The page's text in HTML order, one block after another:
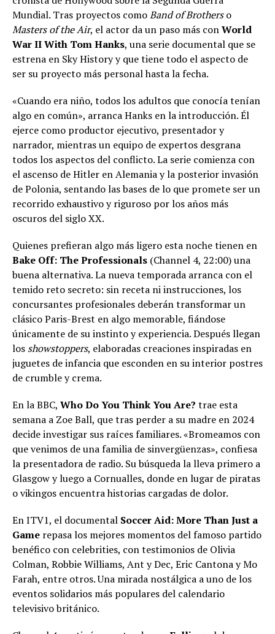
Mundial. Tras proyectos comoBand of Brotherso
Masters of the Air, el actor da un paso más conWorld
War II With Tom Hanks, una serie documental que se
estrena en Sky History y que tiene todo el aspecto de
ser su proyecto más personal hasta la fecha.
«Cuando era niño, todos los adultos que conocía tenían
algo en común», arranca Hanks en la introducción. Él
ejerce como productor ejecutivo, presentador y
narrador, mientras un equipo de expertos desgrana
todos los aspectos del conflicto. La serie comienza con
el ascenso de Hitler en Alemania y la posterior invasión
de Polonia, sentando las bases de lo que promete ser un
recorrido exhaustivo y riguroso por los años más
oscuros del siglo XX.
Quienes prefieran algo más ligero esta noche tienen en
Bake Off: The Professionals (Channel 4, 22:00) una
buena alternativa. La nueva temporada arranca con el
temido reto secreto: sin receta ni instrucciones, los
concursantes profesionales deberán transformar un
clásico Paris-Brest en algo memorable, fiándose
únicamente de su instinto y experiencia. Después llegan
los showstoppers, elaboradas creaciones inspiradas en
juguetes de infancia que esconden en su interior postres
de crumble y crema.
En la BBC, Who Do You Think You Are? trae esta
semana a Zoe Ball, que tras perder a su madre en 2024
decide investigar sus raíces familiares. «Bromeamos con
que venimos de una familia de sinvergüenzas», confiesa
la presentadora de radio. Su búsqueda la lleva primero a
Glasgow y luego a Cornualles, donde en lugar de piratas
o vikingos encuentra historias cargadas de dolor.
En ITV1, el documental Soccer Aid: More Than Just a
Game repasa los mejores momentos del famoso partido
benéfico con celebrities, con testimonios de Olivia
Colman, Robbie Williams, Ant y Dec, Eric Cantona y Mo
Farah, entre otros. Una mirada nostálgica a uno de los
eventos solidarios más populares del calendario
televisivo británico.